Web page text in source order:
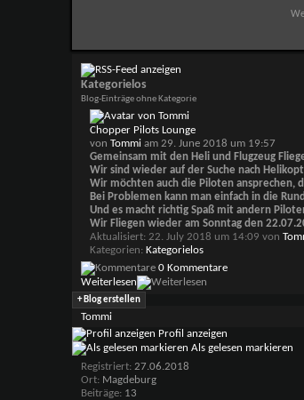
Kategorielos
Blog-Einträge ohne Kategorie
Chopper Pilots Lounge
von Tommiam 29. June 2018 um 19:57
Gemeinsam mit den Heli und Flugzeug
Wir sind wieder auf der Suche nach
Wir möchten auch die Piloten ansprechen,
Bei Problemen kann man einfach in die
Und es macht richtig Spaß mit andern
Wir Fliegen wieder am Sonntag den
Aktualisiert: 22. July 2018 um 14:09 von
Kategorien Kategorielos
0 Kommentare
Weiterlesen
+Blog erstellen
Tommi
Profil anzeigen
Als gelesen markieren
Registriert 27.06.2018
Ort Magdeburg
Beiträge 13